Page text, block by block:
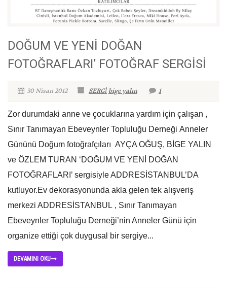
DOĞUM VE YENİ DOĞAN
FOTOĞRAFLARI’ FOTOĞRAF SERGİSİ
30 Nisan 2012 SERGİ bige yalın 1
Zor durumdaki anne ve çocuklarına yardım için çalışan ,
Sınır Tanımayan Ebeveynler Topluluğu Derneği Anneler
Gününü Doğum fotoğrafçıları AYÇA OĞUŞ, BİGE YALIN
ve ÖZLEM TURAN ‘DOĞUM VE YENİ DOĞAN
FOTOĞRAFLARI’ sergisiyle ADDRESİSTANBUL’DA
kutluyor.Ev dekorasyonunda akla gelen tek alışveriş
merkezi ADDRESİSTANBUL , Sınır Tanımayan
Ebeveynler Topluluğu Derneği’nin Anneler Günü için
organize ettiği çok duygusal bir sergiye...
DEVAMINI OKU